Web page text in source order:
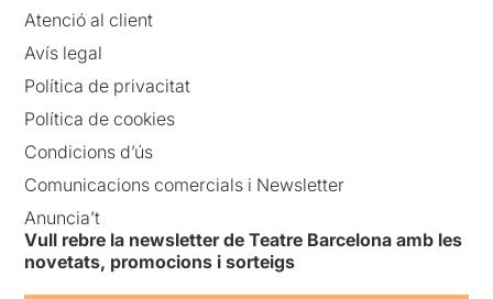
Atenció al client
Avís legal
Política de privacitat
Política de cookies
Condicions d’ús
Comunicacions comercials i Newsletter
Anuncia’t
Vull rebre la newsletter de Teatre Barcelona amb les
novetats, promocions i sorteigs